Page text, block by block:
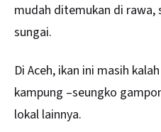
mudah ditemukan di rawa,
sungai.
Di Aceh, ikan ini masih
kampung –seungko
lokal lainnya.